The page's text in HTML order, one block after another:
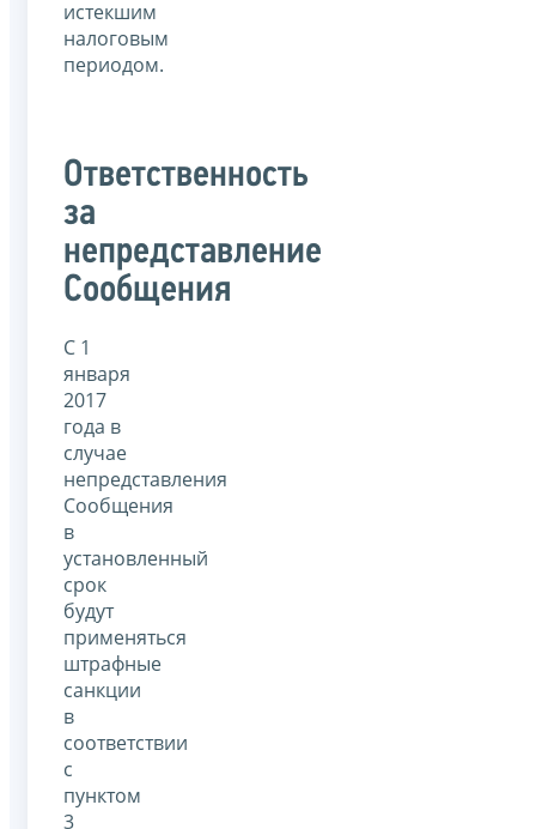
истекшим
налоговым
периодом.
Ответственность
за
непредставление
Сообщения
С 1
января
2017
года в
случае
непредставления
Сообщения
в
установленный
срок
будут
применяться
штрафные
санкции
в
соответствии
с
пунктом
3